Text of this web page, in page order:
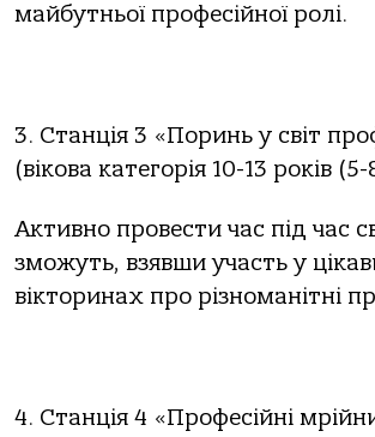
майбутньої професійної ролі.
3. Станція 3 «Поринь у світ
(вікова категорія 10-13 років
Активно провести час під час
зможуть, взявши участь у
вікторинах про різноманітні
4. Станція 4 «Професійні